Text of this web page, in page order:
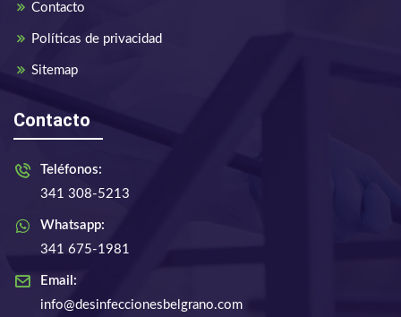
Contacto
Políticas de privacidad
Sitemap
Contacto
Teléfonos:
341 308-5213
Whatsapp:
341 675-1981
Email:
info@desinfeccionesbelgrano.com